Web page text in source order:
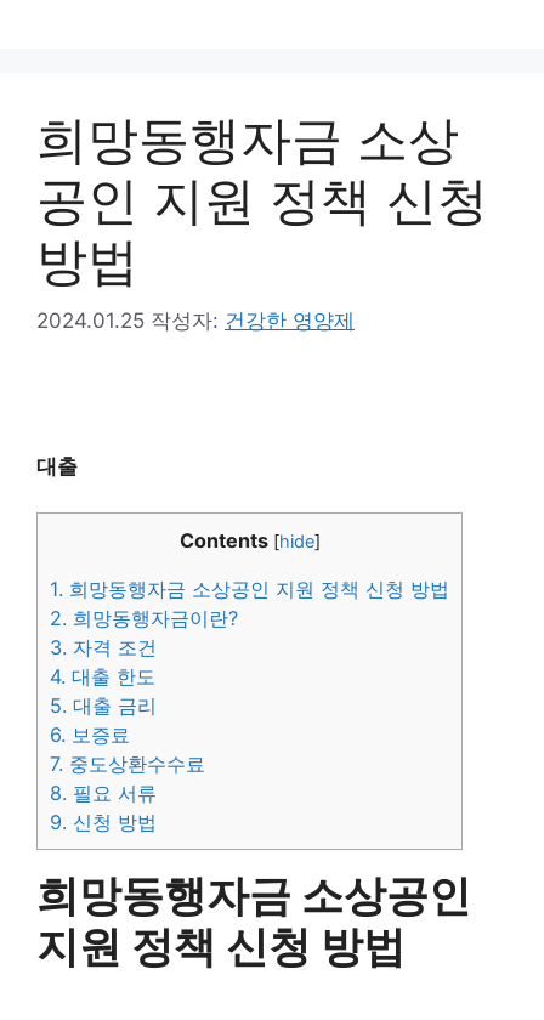
희망동행자금 소상
공인 지원 정책 신청
방법
2024.01.25 작성자: 건강한 영양제
대출
Contents [hide]
1. 희망동행자금 소상공인 지원 정책 신청 방법
2. 희망동행자금이란?
3. 자격 조건
4. 대출 한도
5. 대출 금리
6. 보증료
7. 중도상환수수료
8. 필요 서류
9. 신청 방법
희망동행자금 소상공인
지원 정책 신청 방법